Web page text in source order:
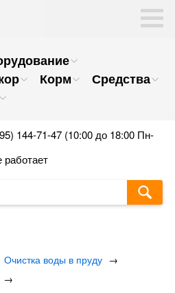
Корм
Средства
144-71-47 (10:00 до 18:00 Пн-
Очистка воды в пруду →
→